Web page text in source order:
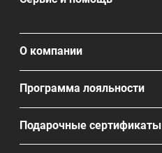
О компании
Программа лояльности
Подарочные сертификаты